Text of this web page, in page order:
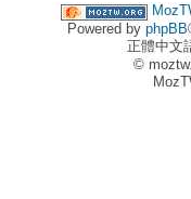
Powered by phpBB
正體中文
©